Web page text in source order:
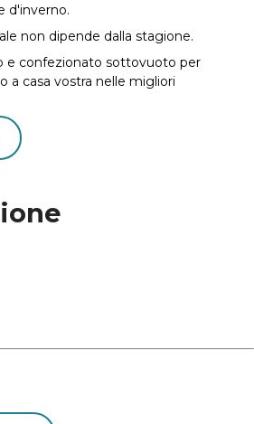
d'inverno.
non dipende dalla stagione.
e confezionato sottovuoto per
a casa vostra nelle migliori
materasso previene la comparsa di